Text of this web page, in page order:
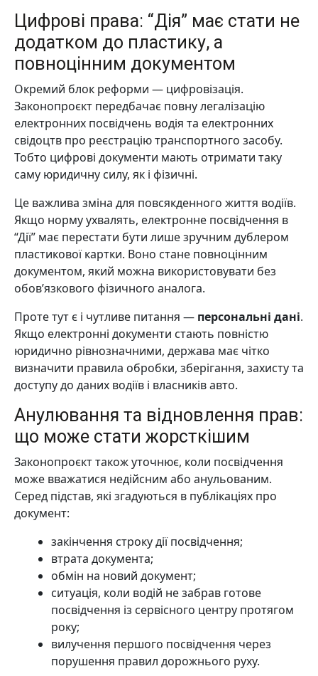
Цифрові права: “Дія” має стати не
додатком до пластику, а
повноцінним документом
Окремий блок реформи — цифровізація.
Законопроєкт передбачає повну легалізацію
електронних посвідчень водія та електронних
свідоцтв про реєстрацію транспортного засобу.
Тобто цифрові документи мають отримати таку
саму юридичну силу, як і фізичні.
Це важлива зміна для повсякденного життя водіїв.
Якщо норму ухвалять, електронне посвідчення в
“Дії” має перестати бути лише зручним дублером
пластикової картки. Воно стане повноцінним
документом, який можна використовувати без
обов’язкового фізичного аналога.
Проте тут є і чутливе питання — персональні дані.
Якщо електронні документи стають повністю
юридично рівнозначними, держава має чітко
визначити правила обробки, зберігання, захисту та
доступу до даних водіїв і власників авто.
Анулювання та відновлення прав:
що може стати жорсткішим
Законопроєкт також уточнює, коли посвідчення
може вважатися недійсним або анульованим.
Серед підстав, які згадуються в публікаціях про
документ:
закінчення строку дії посвідчення;
втрата документа;
обмін на новий документ;
ситуація, коли водій не забрав готове
посвідчення із сервісного центру протягом
року;
вилучення першого посвідчення через
порушення правил дорожнього руху.